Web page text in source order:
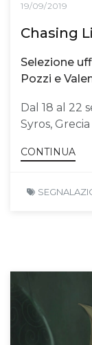
19/09/2019
Chasing
Selezione
Pozzi e
Dal 18 al 22
Syros, Grecia
CONTINUA